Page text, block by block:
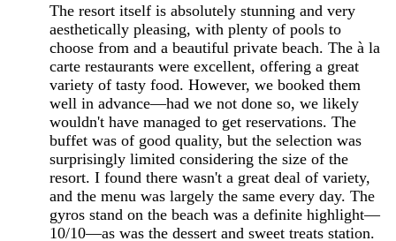
The resort itself is absolutely stunning and very
aesthetically pleasing, with plenty of pools to
choose from and a beautiful private beach. The à la
carte restaurants were excellent, offering a great
variety of tasty food. However, we booked them
well in advance—had we not done so, we likely
wouldn't have managed to get reservations. The
buffet was of good quality, but the selection was
surprisingly limited considering the size of the
resort. I found there wasn't a great deal of variety,
and the menu was largely the same every day. The
gyros stand on the beach was a definite highlight—
10/10—as was the dessert and sweet treats station.